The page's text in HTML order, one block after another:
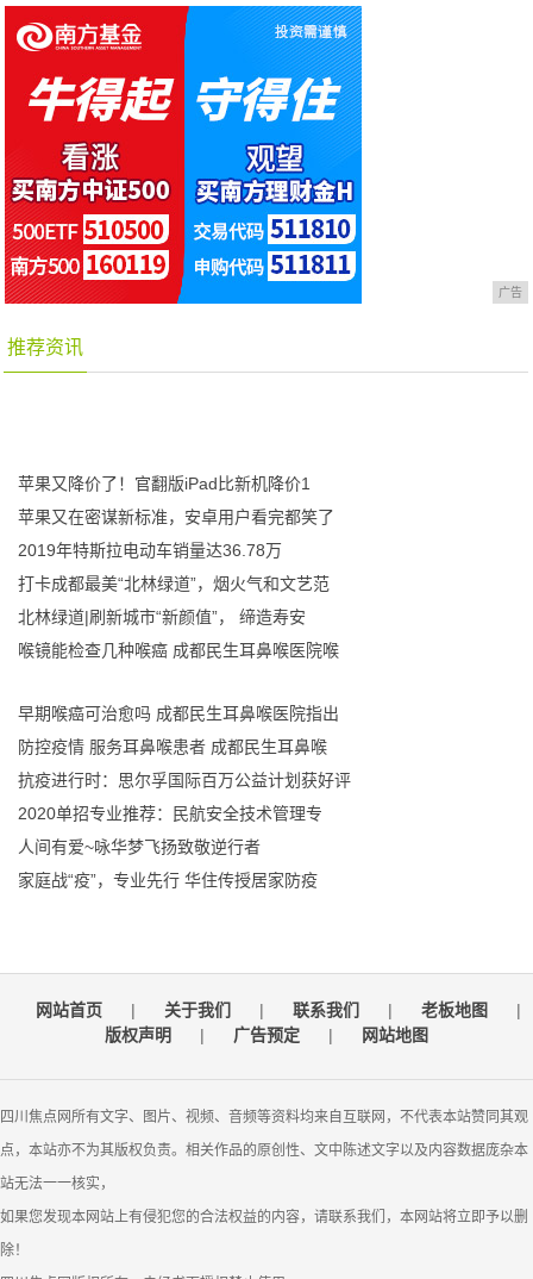
广告
推荐资讯
苹果又降价了！官翻版iPad比新机降价1
苹果又在密谋新标准，安卓用户看完都笑了
2019年特斯拉电动车销量达36.78万
打卡成都最美“北林绿道”，烟火气和文艺范
北林绿道|刷新城市“新颜值”， 缔造寿安
喉镜能检查几种喉癌 成都民生耳鼻喉医院喉
早期喉癌可治愈吗 成都民生耳鼻喉医院指出
防控疫情 服务耳鼻喉患者 成都民生耳鼻喉
抗疫进行时：思尔孚国际百万公益计划获好评
2020单招专业推荐：民航安全技术管理专
人间有爱~咏华梦飞扬致敬逆行者
家庭战“疫”，专业先行 华住传授居家防疫
网站首页 | 关于我们 | 联系我们 | 老板地图
|
版权声明
| 广告预定 | 网站地图
四川焦点网所有文字、图片、视频、音频等资料均来自互联网，不代表本站赞同其观
点，本站亦不为其版权负责。相关作品的原创性、文中陈述文字以及内容数据庞杂本
站无法一一核实，
如果您发现本网站上有侵犯您的合法权益的内容，请联系我们，本网站将立即予以删
除！